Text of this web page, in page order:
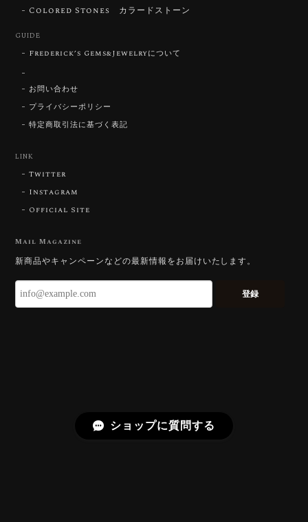
2026/07/30
ずっと待ち望んでいたカットを運よく購入できて嬉し
いです。 ウルウルとギラギラを一度に見ることができ
る不思議なカットだと感じました。強い煌めきだけで
で、そう感じていただけたことがなにより
です。Star Rose Cut™ は中心から外へ広
Colored Stones カラードストーン
GUIDE
Frederick’s Gems&Jewelryについて
お問い合わせ
プライバシーポリシー
特定商取引法に基づく表記
LINK
Twitter
Instagram
Official Site
Mail Magazine
新商品やキャンペーンなどの最新情報をお届けいたします。
登録
ショップに質問する